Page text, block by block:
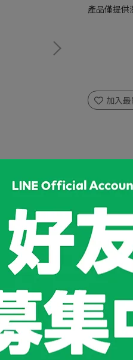
產品僅提供
加入最
規格說明